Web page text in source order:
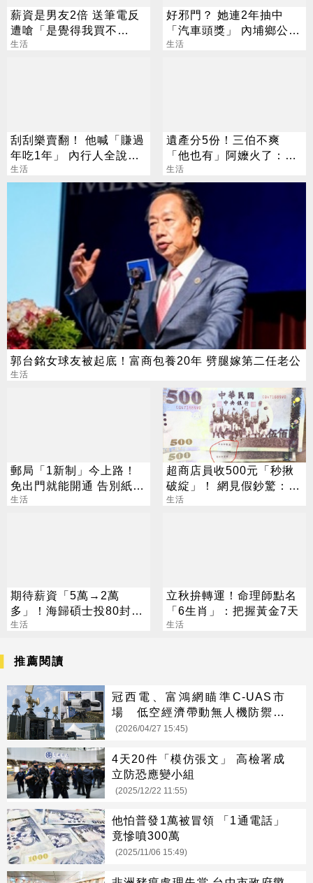
薪資是男友2倍 送筆電反
遭嗆「是覺得我買不
起」？ 網齊勸快逃
生活
好邪門？ 她連2年抽中
「汽車頭獎」 內埔鄉公所
說話了
生活
刮刮樂賣翻！ 他喊「賺過
年吃1年」 內行人全說
了：生存不易
生活
遺產分5份！三伯不爽
「他也有」阿嬤火了：全
捐孤兒院
生活
郭台銘女球友被起底！富商包養20年 劈腿嫁第二任老公
生活
郵局「1新制」今上路！
免出門就能開通 告別紙本
不用跑臨櫃
生活
超商店員收500元「秒揪
破綻」！ 網見假鈔驚：也
太像
生活
期待薪資「5萬→2萬
多」！海歸碩士投80封履
歷沒上岸：連香蕉都不給
生活
立秋拚轉運！命理師點名
「6生肖」：把握黃金7天
生活
推薦閱讀
冠西電、富鴻網瞄準C-UAS市
場 低空經濟帶動無人機防禦商
機
(2026/04/27 15:45)
4天20件「模仿張文」 高檢署成
立防恐應變小組
(2025/12/22 11:55)
他怕普發1萬被冒領 「1通電話」
竟慘噴300萬
(2025/11/06 15:49)